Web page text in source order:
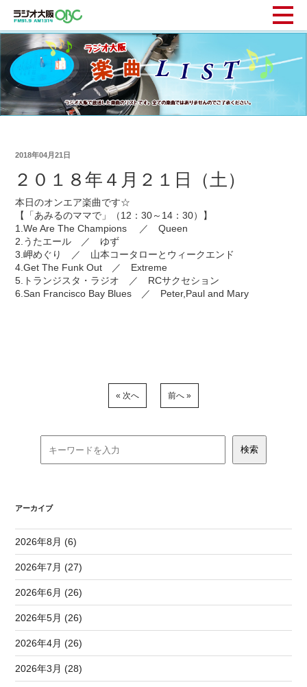
2018年04月21日
２０１８年４月２１日（土）
本日のオンエア楽曲です☆
【「あみるのママで」（12：30～14：30）】
1.We Are The Champions ／ Queen
2.うたエール ／ ゆず
3.岬めぐり ／ 山本コータローとウィークエンド
4.Get The Funk Out ／ Extreme
5.トランジスタ・ラジオ ／ RCサクセション
6.San Francisco Bay Blues ／ Peter,Paul and Mary
« 次へ 前へ »
アーカイブ
2026年8月 (6)
2026年7月 (27)
2026年6月 (26)
2026年5月 (26)
2026年4月 (26)
2026年3月 (28)